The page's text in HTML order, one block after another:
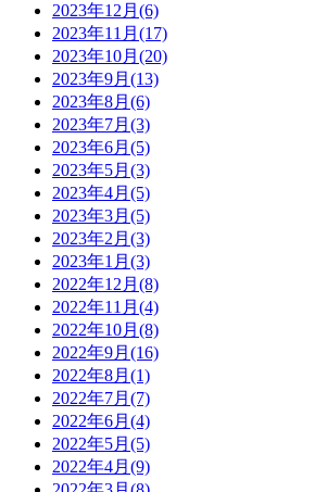
2023年12月(6)
2023年11月(17)
2023年10月(20)
2023年9月(13)
2023年8月(6)
2023年7月(3)
2023年6月(5)
2023年5月(3)
2023年4月(5)
2023年3月(5)
2023年2月(3)
2023年1月(3)
2022年12月(8)
2022年11月(4)
2022年10月(8)
2022年9月(16)
2022年8月(1)
2022年7月(7)
2022年6月(4)
2022年5月(5)
2022年4月(9)